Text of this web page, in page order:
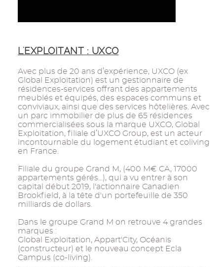
L'EXPLOITANT : UXCO
Avec plus de 20 ans d’expérience, UXCO (ex
Global Exploitation) est un gestionnaire de
résidences-services offrant des appartements
meublés et équipés, des espaces communs et
conviviaux, ainsi que des services hôtelières. Avec
un parc immobilier de plus de 65 résidences
commercialisées sous la marque UXCO, Global
Exploitation, filiale d’UXCO Group, est un acteur
incontournable du logement étudiant et coliving
en France.
Filiale du groupe Grand M, (400 M€ CA, 17000
appartements gérés...), qui a vu entrer à son
capital début 2019, l'actionnaire Canadien
Brookfield, à la tête d'un portefeuille de 350
milliards de dollars.
Dans le groupe Grand M on retrouve 4 grandes
marques :
Global Exploitation, Appart'City, Océanis
(constructeur) et le nouveau concept Ecla
Campus (co-living).